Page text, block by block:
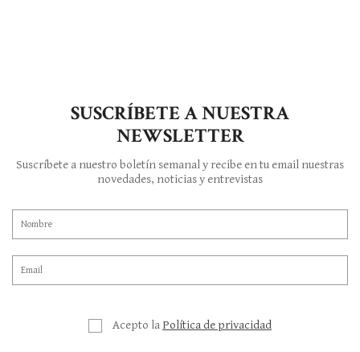
SUSCRÍBETE A NUESTRA
NEWSLETTER
Suscríbete a nuestro boletín semanal y recibe en tu email nuestras
novedades, noticias y entrevistas
Acepto la Política de privacidad